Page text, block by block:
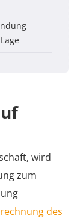
wird
zum
des